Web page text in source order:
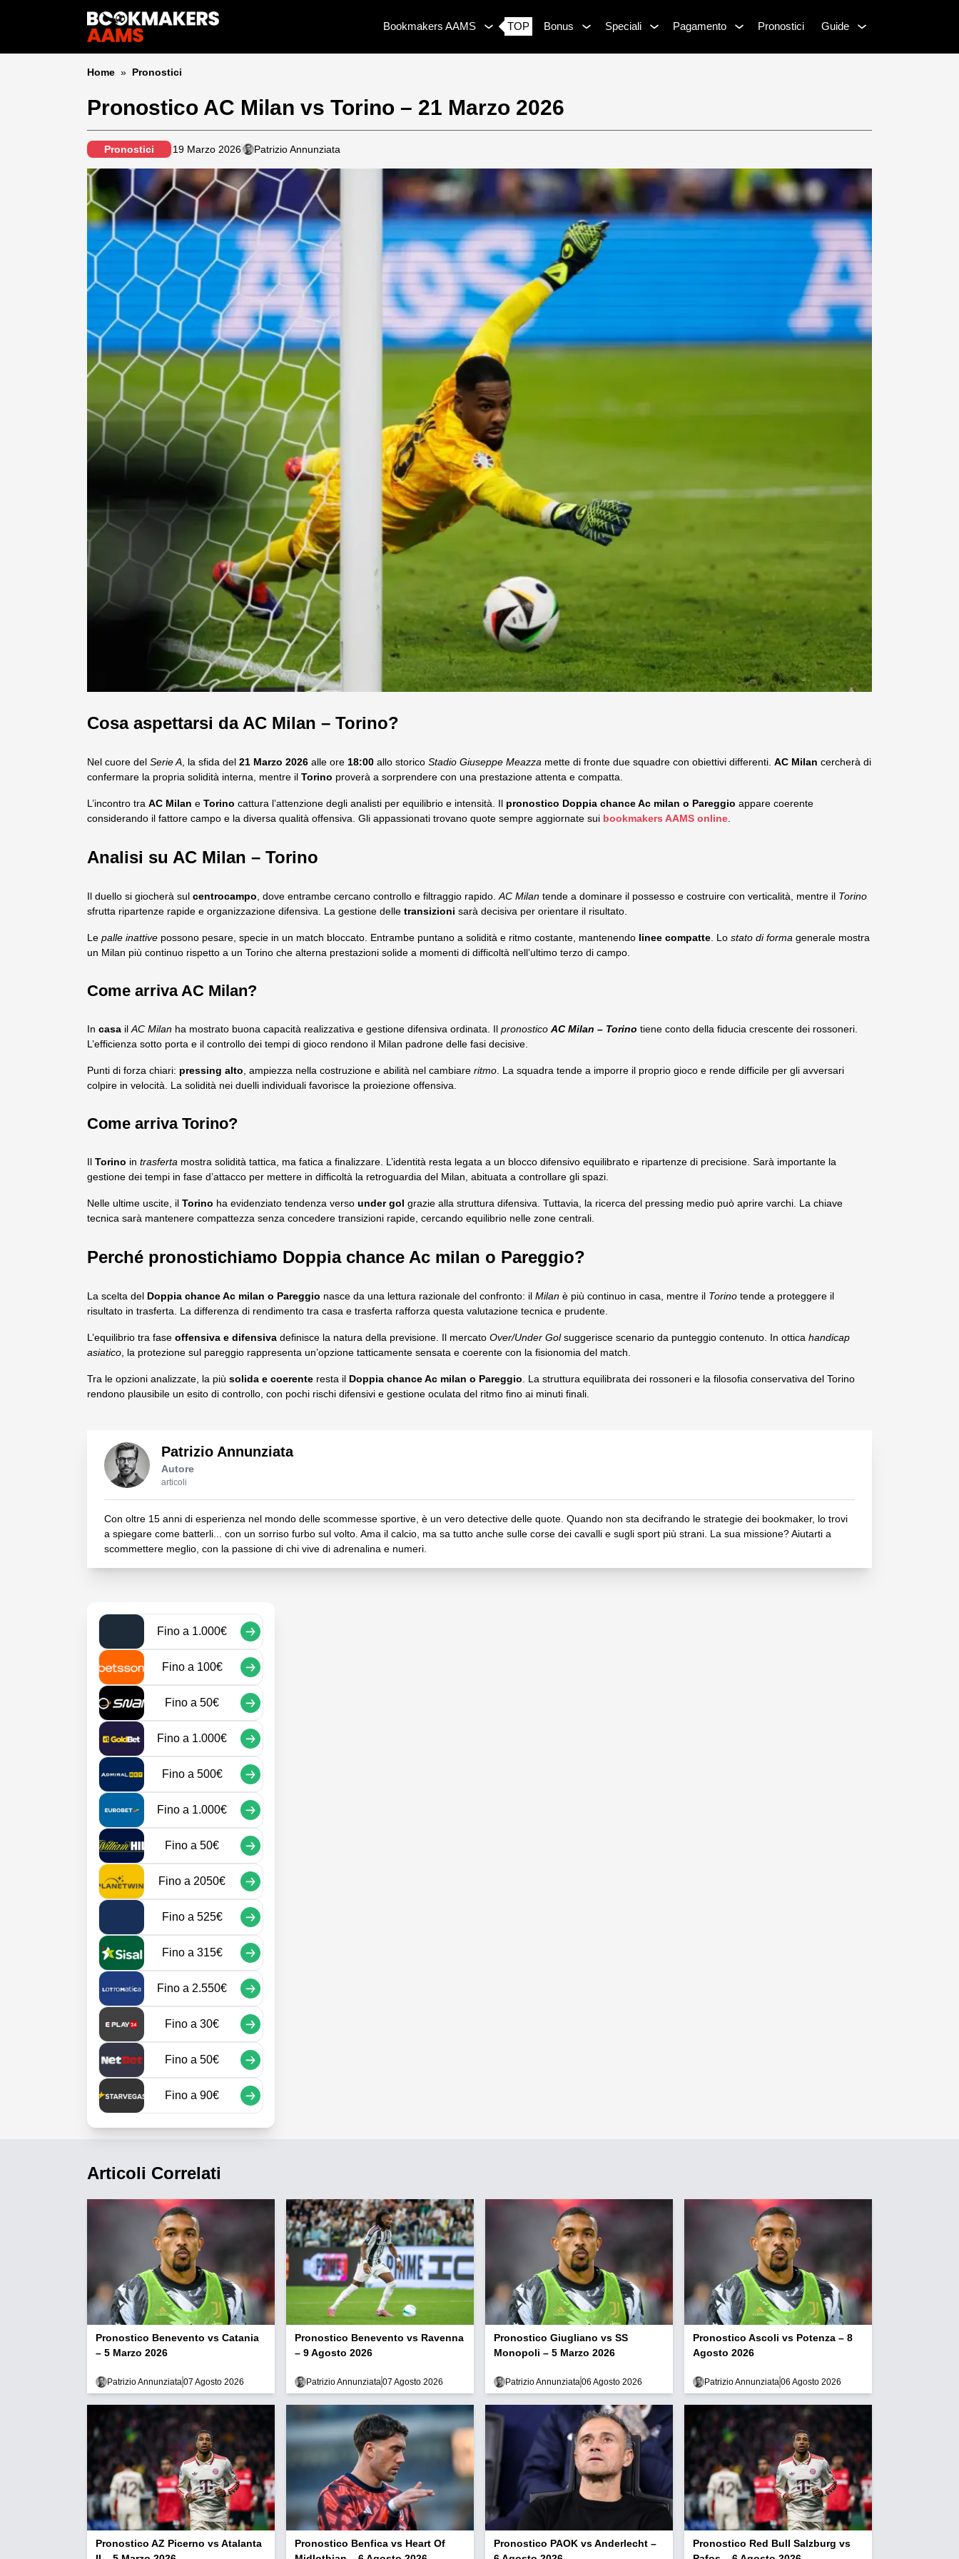
Bookmakers AAMS TOP Bonus Speciali Pagamento Pronostici Guide
Home » Pronostici
Pronostico AC Milan vs Torino – 21 Marzo 2026
Pronostici 19 Marzo 2026 Patrizio Annunziata
Cosa aspettarsi da AC Milan – Torino?
Nel cuore del Serie A, la sfida del 21 Marzo 2026 alle ore 18:00 allo storico Stadio Giuseppe Meazza mette di fronte due squadre con obiettivi differenti. AC Milan cercherà di
confermare la propria solidità interna, mentre il Torino proverà a sorprendere con una prestazione attenta e compatta.
L’incontro tra AC Milan e Torino cattura l’attenzione degli analisti per equilibrio e intensità. Il pronostico Doppia chance Ac milan o Pareggio appare coerente
considerando il fattore campo e la diversa qualità offensiva. Gli appassionati trovano quote sempre aggiornate sui bookmakers AAMS online.
Analisi su AC Milan – Torino
Il duello si giocherà sul centrocampo, dove entrambe cercano controllo e filtraggio rapido.AC Milan tende a dominare il possesso e costruire con verticalità, mentre il Torino
sfrutta ripartenze rapide e organizzazione difensiva. La gestione delle transizioni sarà decisiva per orientare il risultato.
Le palle inattive possono pesare, specie in un match bloccato. Entrambe puntano a solidità e ritmo costante, mantenendo linee compatte. Lo stato di forma generale mostra
un Milan più continuo rispetto a un Torino che alterna prestazioni solide a momenti di difficoltà nell’ultimo terzo di campo.
Come arriva AC Milan?
In casa ilAC Milan ha mostrato buona capacità realizzativa e gestione difensiva ordinata. Il pronostico AC Milan – Torino tiene conto della fiducia crescente dei rossoneri.
L’efficienza sotto porta e il controllo dei tempi di gioco rendono il Milan padrone delle fasi decisive.
Punti di forza chiari: pressing alto, ampiezza nella costruzione e abilità nel cambiare ritmo. La squadra tende a imporre il proprio gioco e rende difficile per gli avversari
colpire in velocità. La solidità nei duelli individuali favorisce la proiezione offensiva.
Come arriva Torino?
Il Torino in trasferta mostra solidità tattica, ma fatica a finalizzare. L’identità resta legata a un blocco difensivo equilibrato e ripartenze di precisione. Sarà importante la
gestione dei tempi in fase d’attacco per mettere in difficoltà la retroguardia del Milan, abituata a controllare gli spazi.
Nelle ultime uscite, il Torino ha evidenziato tendenza verso under gol grazie alla struttura difensiva. Tuttavia, la ricerca del pressing medio può aprire varchi. La chiave
tecnica sarà mantenere compattezza senza concedere transizioni rapide, cercando equilibrio nelle zone centrali.
Perché pronostichiamo Doppia chance Ac milan o Pareggio?
La scelta del Doppia chance Ac milan o Pareggio nasce da una lettura razionale del confronto: il Milan è più continuo in casa, mentre il Torino tende a proteggere il
risultato in trasferta. La differenza di rendimento tra casa e trasferta rafforza questa valutazione tecnica e prudente.
L’equilibrio tra fase offensiva e difensiva definisce la natura della previsione. Il mercato Over/Under Golsuggerisce scenario da punteggio contenuto. In ottica handicap
asiatico, la protezione sul pareggio rappresenta un’opzione tatticamente sensata e coerente con la fisionomia del match.
Tra le opzioni analizzate, la più solida e coerente resta il Doppia chance Ac milan o Pareggio. La struttura equilibrata dei rossoneri e la filosofia conservativa del Torino
rendono plausibile un esito di controllo, con pochi rischi difensivi e gestione oculata del ritmo fino ai minuti finali.
Patrizio Annunziata
Autore
articoli
Con oltre 15 anni di esperienza nel mondo delle scommesse sportive, è un vero detective delle quote. Quando non sta decifrando le strategie dei bookmaker, lo trovi
a spiegare come batterli... con un sorriso furbo sul volto. Ama il calcio, ma sa tutto anche sulle corse dei cavalli e sugli sport più strani. La sua missione? Aiutarti a
scommettere meglio, con la passione di chi vive di adrenalina e numeri.
Fino a 1.000€
Fino a 100€
Fino a 50€
Fino a 1.000€
Fino a 500€
Fino a 1.000€
Fino a 50€
Fino a 2050€
Fino a 525€
Fino a 315€
Fino a 2.550€
Fino a 30€
Fino a 50€
Fino a 90€
Articoli Correlati
Pronostico Benevento vs Catania
– 5 Marzo 2026
Patrizio Annunziata07 Agosto 2026
Pronostico Benevento vs Ravenna
– 9 Agosto 2026
Patrizio Annunziata07 Agosto 2026
Pronostico Giugliano vs SS
Monopoli – 5 Marzo 2026
Patrizio Annunziata06 Agosto 2026
Pronostico Ascoli vs Potenza – 8
Agosto 2026
Patrizio Annunziata06 Agosto 2026
Pronostico AZ Picerno vs Atalanta
Pronostico Benfica vs Heart Of
Pronostico PAOK vs Anderlecht –
Pronostico Red Bull Salzburg vs